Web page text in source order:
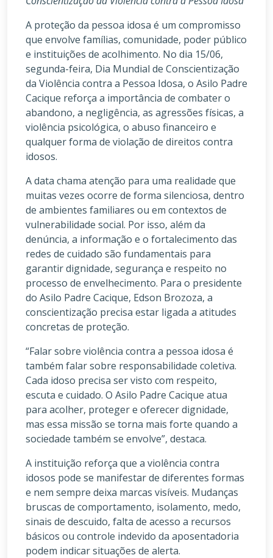
A proteção da pessoa idosa é um compromisso
que envolve famílias, comunidade, poder público
e instituições de acolhimento. No dia 15/06,
segunda-feira, Dia Mundial de Conscientização
da Violência contra a Pessoa Idosa, o Asilo Padre
Cacique reforça a importância de combater o
abandono, a negligência, as agressões físicas, a
violência psicológica, o abuso financeiro e
qualquer forma de violação de direitos contra
idosos.
A data chama atenção para uma realidade que
muitas vezes ocorre de forma silenciosa, dentro
de ambientes familiares ou em contextos de
vulnerabilidade social. Por isso, além da
denúncia, a informação e o fortalecimento das
redes de cuidado são fundamentais para
garantir dignidade, segurança e respeito no
processo de envelhecimento. Para o presidente
do Asilo Padre Cacique, Edson Brozoza, a
conscientização precisa estar ligada a atitudes
concretas de proteção.
“Falar sobre violência contra a pessoa idosa é
também falar sobre responsabilidade coletiva.
Cada idoso precisa ser visto com respeito,
escuta e cuidado. O Asilo Padre Cacique atua
para acolher, proteger e oferecer dignidade,
mas essa missão se torna mais forte quando a
sociedade também se envolve”, destaca.
A instituição reforça que a violência contra
idosos pode se manifestar de diferentes formas
e nem sempre deixa marcas visíveis. Mudanças
bruscas de comportamento, isolamento, medo,
sinais de descuido, falta de acesso a recursos
básicos ou controle indevido da aposentadoria
podem indicar situações de alerta.